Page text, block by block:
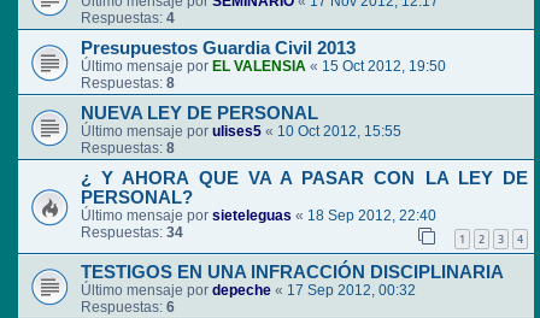
Respuestas: 4
Presupuestos Guardia Civil 2013
Último mensaje por EL VALENSIA « 15 Oct 2012, 19:50
Respuestas: 8
NUEVA LEY DE PERSONAL
Último mensaje por ulises5 « 10 Oct 2012, 15:55
Respuestas: 8
¿ Y AHORA QUE VA A PASAR CON LA LEY DE
PERSONAL?
Último mensaje por sieteleguas « 18 Sep 2012, 22:40
Respuestas: 34 1 2 3 4
TESTIGOS EN UNA INFRACCIÓN DISCIPLINARIA
Último mensaje por depeche « 17 Sep 2012, 00:32
Respuestas: 6